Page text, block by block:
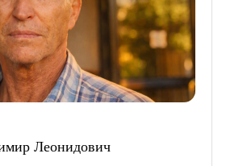
Леонидович